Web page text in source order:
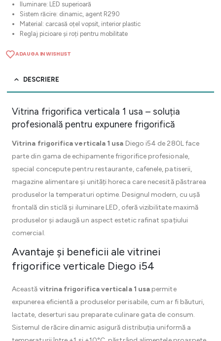
Iluminare: LED superioară
Sistem răcire: dinamic, agent R290
Material: carcasă oțel vopsit, interior plastic
Reglaj picioare și roți pentru mobilitate
ADAUGA IN WISHLIST
DESCRIERE
Vitrina frigorifica verticala 1 usa – soluția
profesională pentru expunere frigorifică
Vitrina frigorifica verticala 1 usa Diego i54 de 280L face
parte din gama de echipamente frigorifice profesionale,
special concepute pentru restaurante, cafenele, patiserii,
magazine alimentare și unități horeca care necesită păstrarea
produselor la temperaturi optime. Designul modern, cu ușă
frontală din sticlă și iluminare LED, oferă vizibilitate maximă
produselor și adaugă un aspect estetic rafinat spațiului
comercial.
Avantaje și beneficii ale vitrinei
frigorifice verticale Diego i54
Această vitrina frigorifica verticala 1 usa permite
expunerea eficientă a produselor perisabile, cum ar fi băuturi,
lactate, deserturi sau preparate culinare gata de consum.
Sistemul de răcire dinamic asigură distribuția uniformă a